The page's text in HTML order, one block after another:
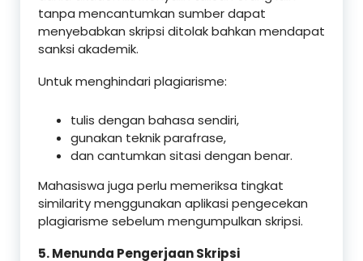
tanpa mencantumkan sumber dapat
menyebabkan skripsi ditolak bahkan mendapat
sanksi akademik.
Untuk menghindari plagiarisme:
tulis dengan bahasa sendiri,
gunakan teknik parafrase,
dan cantumkan sitasi dengan benar.
Mahasiswa juga perlu memeriksa tingkat
similarity menggunakan aplikasi pengecekan
plagiarisme sebelum mengumpulkan skripsi.
5. Menunda Pengerjaan Skripsi